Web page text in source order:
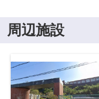
周辺施設